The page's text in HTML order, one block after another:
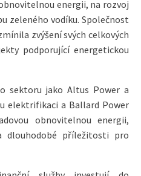
energii, na rozvoj
zeleného vodíku. Společnost
zvýšení svých celkových
podporující energetickou
sektoru jako Altus Power a
elektrifikaci a Ballard Power
obnovitelnou energii,
dlouhodobé příležitosti pro